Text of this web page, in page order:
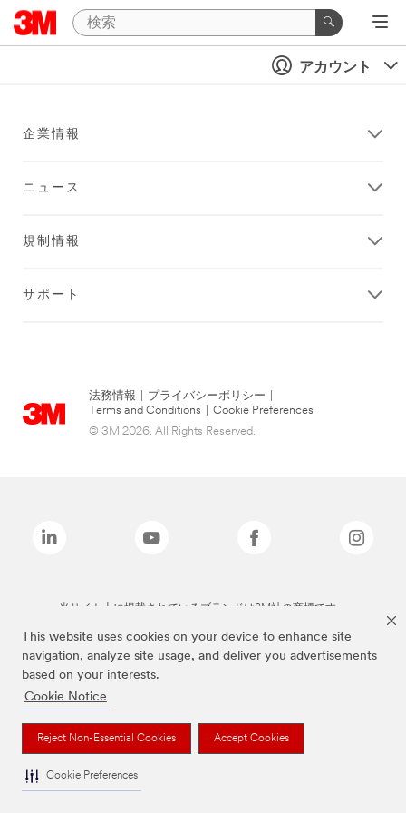
This website uses cookies on your device to enhance site
navigation, analyze site usage, and deliver you advertisements
based on your interests.
Cookie Notice
Reject Non-Essential Cookies Accept Cookies
Cookie Preferences
アカウント
企業情報
ニュース
規制情報
サポート
法務情報 プライバシーポリシー
Terms and Conditions
Cookie Preferences
© 3M 2026. All Rights Reserved.
当サイト上に掲載されているブランドは3M社の商標です。